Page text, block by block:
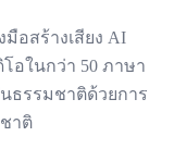
มือสร้างเสียง AI
อในกว่า 50 ภาษา
ธรรมชาติด้วยการ
าติ